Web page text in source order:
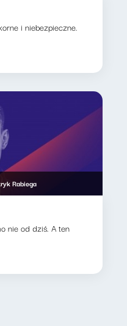
i niebezpieczne.
Rabiega
nie od dziś. A ten